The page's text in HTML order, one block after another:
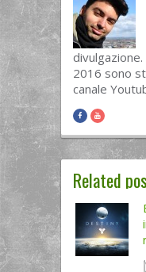
2016 sono
canale
Related